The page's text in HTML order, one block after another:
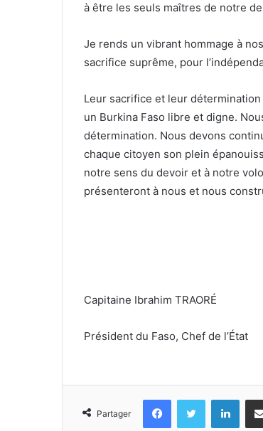
à être les seuls maîtres de notre
Je rends un vibrant hommage à
sacrifice suprême, pour
Leur sacrifice et leur
un Burkina Faso libre et digne.
détermination. Nous devons
chaque citoyen son plein
notre sens du devoir et à notre
présenteront à nous et nous
Capitaine Ibrahim TRAORÉ
Président du Faso, Chef de l’État
Partager
FacebookTwitter